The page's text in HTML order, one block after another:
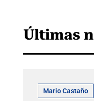
Últimas
Mario Castaño